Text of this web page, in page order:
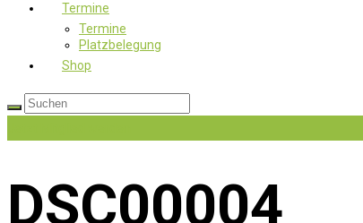
Termine
Termine
Platzbelegung
Shop
DSC00004